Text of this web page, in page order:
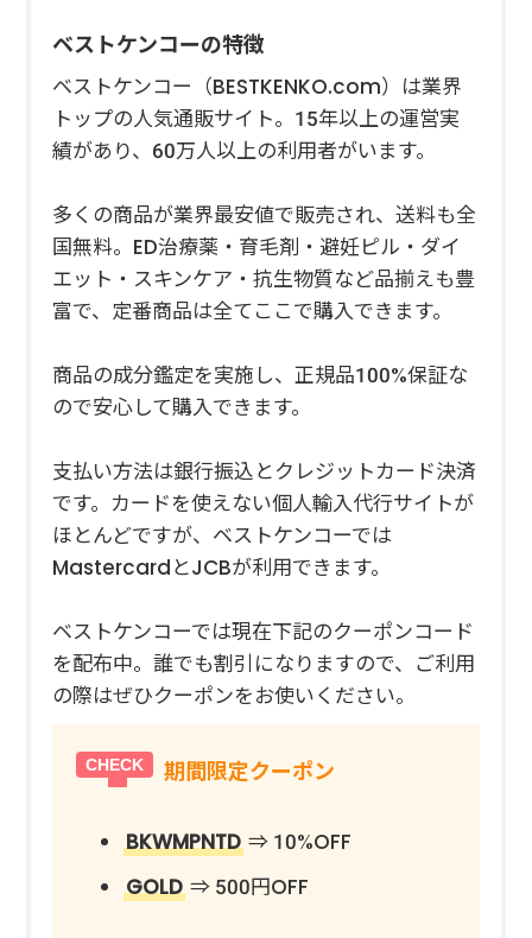
ベストケンコーの特徴
ベストケンコー（BESTKENKO.com）は業界
トップの人気通販サイト。15年以上の運営実
績があり、60万人以上の利用者がいます。
多くの商品が業界最安値で販売され、送料も全
国無料。ED治療薬・育毛剤・避妊ピル・ダイ
エット・スキンケア・抗生物質など品揃えも豊
富で、定番商品は全てここで購入できます。
商品の成分鑑定を実施し、正規品100%保証な
ので安心して購入できます。
支払い方法は銀行振込とクレジットカード決済
です。カードを使えない個人輸入代行サイトが
ほとんどですが、ベストケンコーでは
MastercardとJCBが利用できます。
ベストケンコーでは現在下記のクーポンコード
を配布中。誰でも割引になりますので、ご利用
の際はぜひクーポンをお使いください。
期間限定クーポン
BKWMPNTD ⇒ 10%OFF
GOLD ⇒ 500円OFF